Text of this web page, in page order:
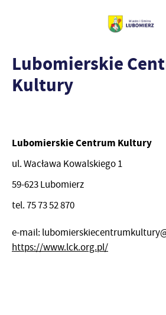
Lubomierskie
Kultury
Lubomierskie Centrum Kultury
ul. Wacława Kowalskiego 1
59-623 Lubomierz
tel. 75 73 52 870
e-mail:
https://www.lck.org.pl/